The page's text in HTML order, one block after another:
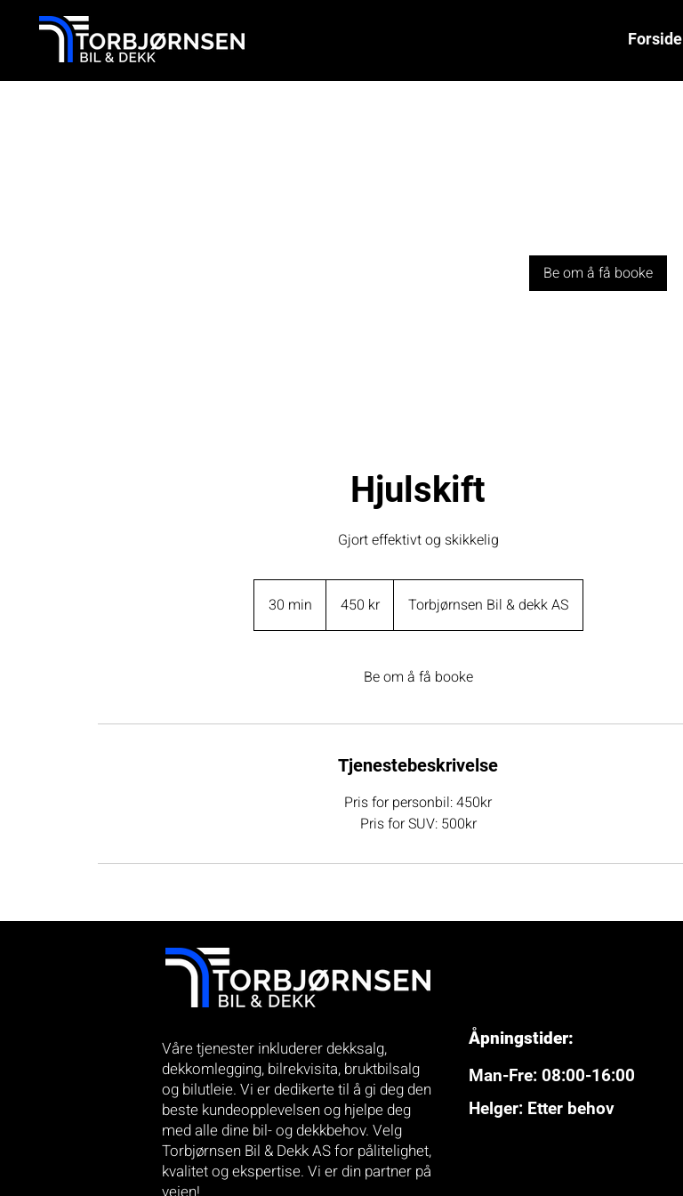
Forside
Be om å få booke
Hjulskift
Gjort effektivt og skikkelig
30 min
0
kroner450 kr Torbjørnsen Bil & dekk AS
Be om å få booke
Tjenestebeskrivelse
Pris for personbil: 450kr
Pris for SUV: 500kr
Våre tjenester inkluderer dekksalg,
dekkomlegging, bilrekvisita, bruktbilsalg
og bilutleie. Vi er dedikerte til å gi deg den
beste kundeopplevelsen og hjelpe deg
med alle dine bil- og dekkbehov. Velg
Torbjørnsen Bil & Dekk AS for pålitelighet,
kvalitet og ekspertise. Vi er din partner på
Åpningstider:
Man-Fre: 08:00-16:00
Helger: Etter behov